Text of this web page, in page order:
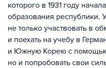
которого в 1931 году
образования республики.
не только участвовать в
и поехать на учебу в
и Южную Корею с помощью
но и попробовать свои